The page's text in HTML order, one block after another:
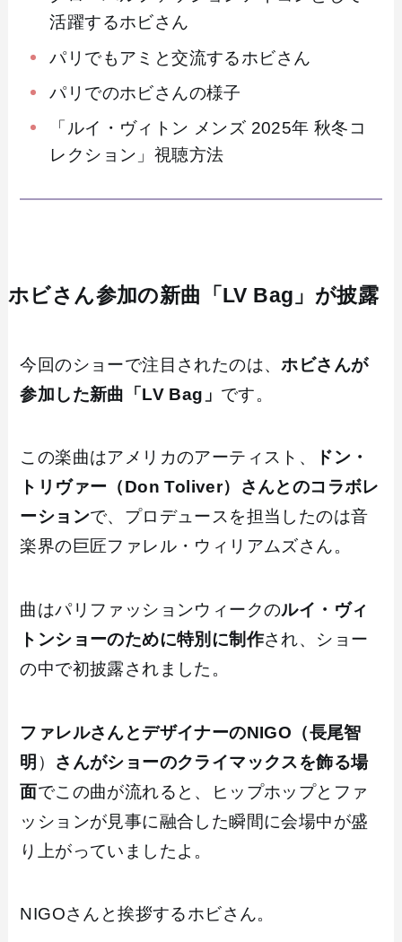
活躍するホビさん
パリでもアミと交流するホビさん
パリでのホビさんの様子
「ルイ・ヴィトン メンズ 2025年 秋冬コ
レクション」視聴方法
ホビさん参加の新曲「LV Bag」が披露
今回のショーで注目されたのは、ホビさんが
参加した新曲「LV Bag」 です。
この楽曲はアメリカのアーティスト、
ドン・
トリヴァー（Don Toliver）さんとのコラボレ
ーションで、プロデュースを担当したのは音
楽界の巨匠ファレル・ウィリアムズさん。
曲はパリファッションウィークのルイ・ヴィ
トンショーのために特別に制作され、ショー
の中で初披露されました。
ファレルさんとデザイナーのNIGO（長尾智
明 ） さんがショーのクライマックスを飾る場
面でこの曲が流れると、ヒップホップとファ
ッションが見事に融合した瞬間に会場中が盛
り上がっていましたよ。
NIGOさんと挨拶するホビさん。